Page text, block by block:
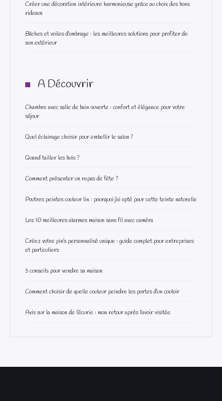
Créer une décoration intérieure harmonieuse grâce au choix des bons
rideaux
Bâches et voiles d’ombrage : les meilleures solutions pour profiter de
son extérieur
A Découvrir
Chambre avec salle de bain ouverte : confort et élégance pour votre
séjour
Quel éclairage choisir pour embellir le salon ?
Quand tailler les buis ?
Comment présenter un repas de fête ?
Poutres peintes couleur lin : pourquoi j’ai opté pour cette teinte naturelle
Les 10 meilleures alarmes maison sans fil avec caméra
Créez votre pin’s personnalisé unique : guide complet pour entreprises
et particuliers
5 conseils pour vendre sa maison
Comment choisir de quelle couleur peindre les portes d’un couloir
Avis sur la maison de l’écurie : mon retour après l’avoir visitée